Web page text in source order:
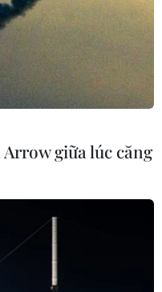
giữa lúc căng